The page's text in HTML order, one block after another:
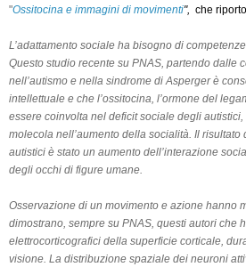
"Ossitocina e immagini di movimenti", che
L’adattamento sociale ha bisogno di
Questo studio recente su PNAS, partendo dalle
nell’autismo e nella sindrome di Asperger è
intellettuale e che l’ossitocina, l’ormone del
essere coinvolta nel deficit sociale degli
molecola nell’aumento della socialità. Il
autistici è stato un aumento dell’interazione
degli occhi di figure umane.
Osservazione di un movimento e azione hanno
dimostrano, sempre su PNAS, questi autori che
elettrocorticografici della superficie corticale,
visione. La distribuzione spaziale dei neuroni